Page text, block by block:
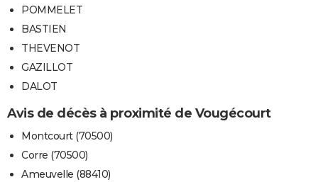
POMMELET
BASTIEN
THEVENOT
GAZILLOT
DALOT
Avis de décès à proximité de Vougécourt
Montcourt (70500)
Corre (70500)
Ameuvelle (88410)